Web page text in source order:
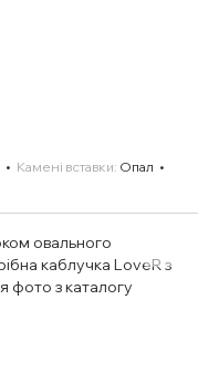
Камені вставки Опал